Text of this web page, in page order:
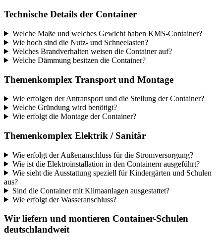
Technische Details der Container
Welche Maße und welches Gewicht haben KMS-Container?
Wie hoch sind die Nutz- und Schneelasten?
Welches Brandverhalten weisen die Container auf?
Welche Dämmung besitzen die Container?
Themenkomplex Transport und Montage
Wie erfolgen der Antransport und die Stellung der Container?
Welche Gründung wird benötigt?
Wie erfolgt die Montage der Container?
Themenkomplex Elektrik / Sanitär
Wie erfolgt der Außenanschluss für die Stromversorgung?
Wie ist die Elektroinstallation in den Containern ausgeführt?
Wie sieht die Ausstattung speziell für Kindergärten und Schulen
aus?
Sind die Container mit Klimaanlagen ausgestattet?
Wie erfolgt der Wasseranschluss?
Wir liefern und montieren Container-Schulen
deutschlandweit